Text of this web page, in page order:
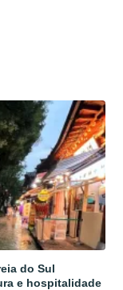
do Sul
e hospitalidade